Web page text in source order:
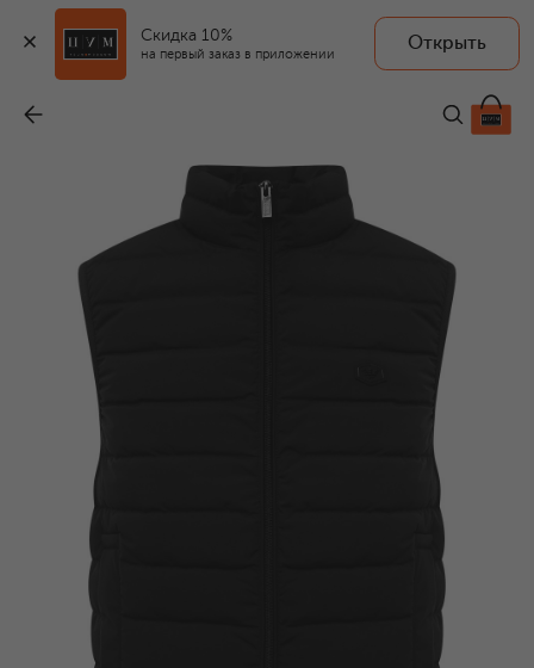
Скидка 10%
на первый заказ в приложении
Открыть
36 000 ₽